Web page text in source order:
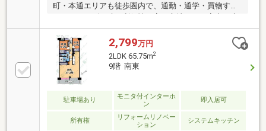
町・本通エリアも徒歩圏内で、通勤・通学・買物すべ
の温もりを感じる落ち着いた空間で、開放感あるリビ
ングが魅力。ゆとりある2LDKの間取りは、2人暮らし
や在宅ワークにもおすすめです。2898万円から2798万
円へ価格改定。7月31日リフォーム完成予定。床には
足触りの良い無垢材を採用し、建具一つひとつにもこ
だわった、温もりを感じる住空間です。全クロス張替
え、トイレ交換なども実施し、そのまま新生活を始め
られます。写真では伝わらない素材の質感と空間の心
地よさを、ぜひ現地でご体感ください。
2,799万円
2LDK 65.75m2
9階 南東
駐車場あり
モニタ付インターホ
ン
即入居可
所有権
リフォームリノベー
ション
システムキッチン